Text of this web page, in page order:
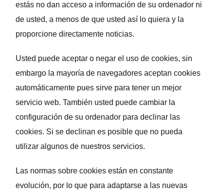
estás no dan acceso a información de su ordenador ni
de usted, a menos de que usted así lo quiera y la
proporcione directamente noticias.
Usted puede aceptar o negar el uso de cookies, sin
embargo la mayoría de navegadores aceptan cookies
automáticamente pues sirve para tener un mejor
servicio web. También usted puede cambiar la
configuración de su ordenador para declinar las
cookies. Si se declinan es posible que no pueda
utilizar algunos de nuestros servicios.
Las normas sobre cookies están en constante
evolución, por lo que para adaptarse a las nuevas